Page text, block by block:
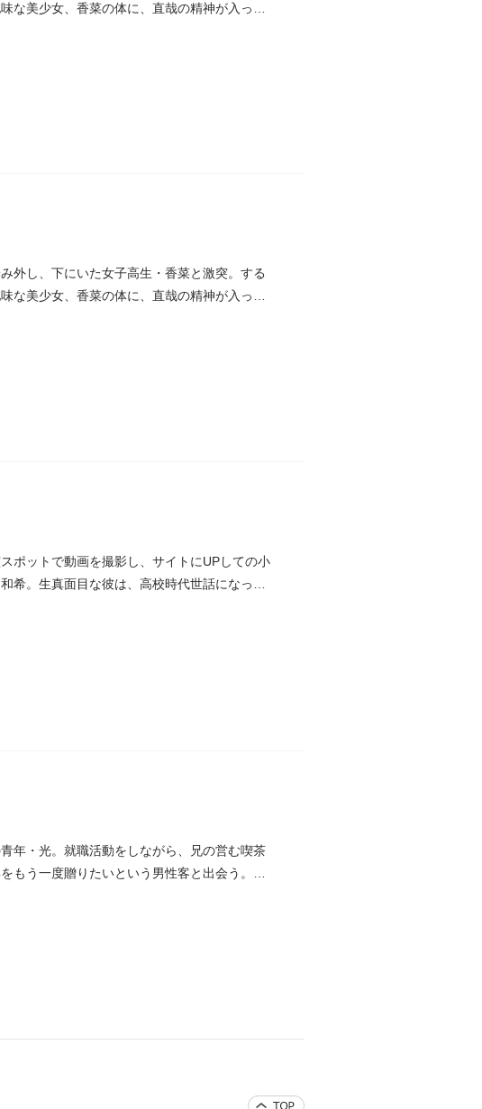
な美少女、香菜の体に、直哉の精神が入って
外し、下にいた女子高生・香菜と激突。する
な美少女、香菜の体に、直哉の精神が入って
ポットで動画を撮影し、サイトにUPしての小
希。生真面目な彼は、高校時代世話になった
年・光。就職活動をしながら、兄の営む喫茶
もう一度贈りたいという男性客と出会う。思